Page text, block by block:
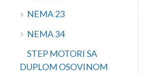
NEMA 23
NEMA 34
STEP MOTORI SA
DUPLOM OSOVINOM